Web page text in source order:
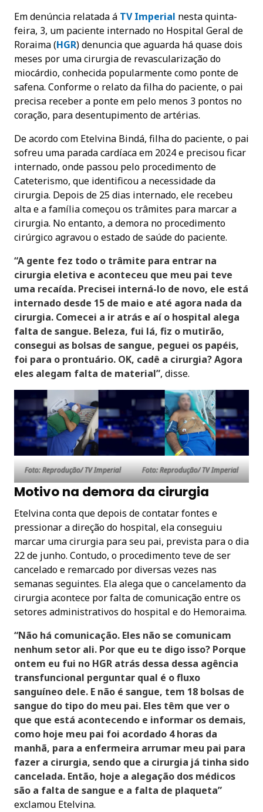
Em denúncia relatada á TV Imperial nesta quinta-
feira, 3, um paciente internado no Hospital Geral de
Roraima (HGR) denuncia que aguarda há quase dois
meses por uma cirurgia de revascularização do
miocárdio, conhecida popularmente como ponte de
safena. Conforme o relato da filha do paciente, o pai
precisa receber a ponte em pelo menos 3 pontos no
coração, para desentupimento de artérias.
De acordo com Etelvina Bindá, filha do paciente, o pai
sofreu uma parada cardíaca em 2024 e precisou ficar
internado, onde passou pelo procedimento de
Cateterismo, que identificou a necessidade da
cirurgia. Depois de 25 dias internado, ele recebeu
alta e a família começou os trâmites para marcar a
cirurgia. No entanto, a demora no procedimento
cirúrgico agravou o estado de saúde do paciente.
“A gente fez todo o trâmite para entrar na
cirurgia eletiva e aconteceu que meu pai teve
uma recaída. Precisei interná-lo de novo, ele está
internado desde 15 de maio e até agora nada da
cirurgia. Comecei a ir atrás e aí o hospital alega
falta de sangue. Beleza, fui lá, fiz o mutirão,
consegui as bolsas de sangue, peguei os papéis,
foi para o prontuário. OK, cadê a cirurgia? Agora
eles alegam falta de material”, disse.
Foto: Reprodução/ TV Imperial Foto: Reprodução/ TV Imperial
Motivo na demora da cirurgia
Etelvina conta que depois de contatar fontes e
pressionar a direção do hospital, ela conseguiu
marcar uma cirurgia para seu pai, prevista para o dia
22 de junho. Contudo, o procedimento teve de ser
cancelado e remarcado por diversas vezes nas
semanas seguintes. Ela alega que o cancelamento da
cirurgia acontece por falta de comunicação entre os
setores administrativos do hospital e do Hemoraima.
“Não há comunicação. Eles não se comunicam
nenhum setor ali. Por que eu te digo isso? Porque
ontem eu fui no HGR atrás dessa dessa agência
transfuncional perguntar qual é o fluxo
sanguíneo dele. E não é sangue, tem 18 bolsas de
sangue do tipo do meu pai. Eles têm que ver o
que que está acontecendo e informar os demais,
como hoje meu pai foi acordado 4 horas da
manhã, para a enfermeira arrumar meu pai para
fazer a cirurgia, sendo que a cirurgia já tinha sido
cancelada. Então, hoje a alegação dos médicos
são a falta de sangue e a falta de plaqueta”
exclamou Etelvina.